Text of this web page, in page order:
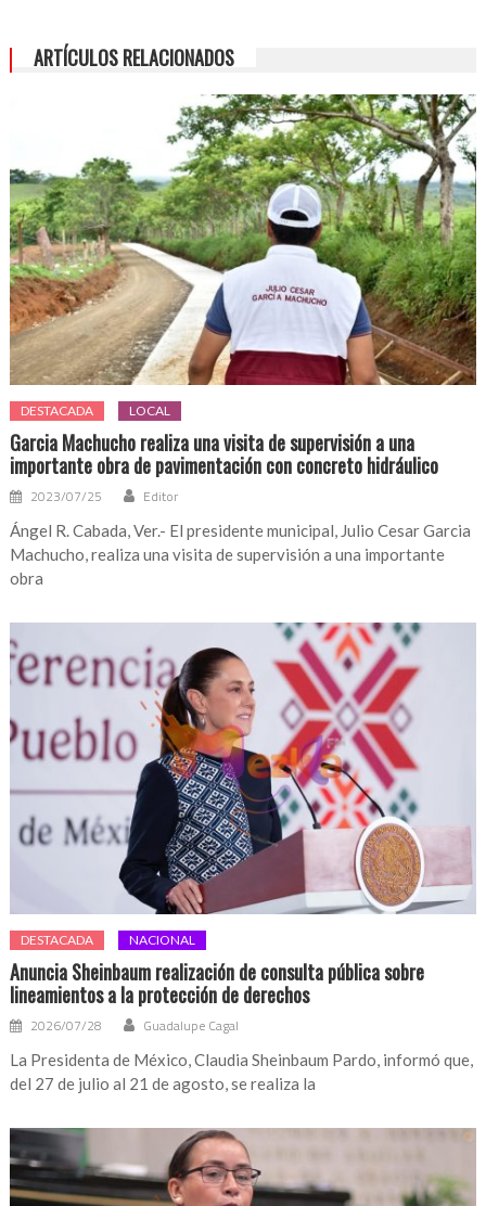
ARTÍCULOS RELACIONADOS
DESTACADA LOCAL
Garcia Machucho realiza una visita de supervisión a una
importante obra de pavimentación con concreto hidráulico
2023/07/25 Editor
Ángel R. Cabada, Ver.- El presidente municipal, Julio Cesar Garcia
Machucho, realiza una visita de supervisión a una importante
obra
DESTACADA NACIONAL
Anuncia Sheinbaum realización de consulta pública sobre
lineamientos a la protección de derechos
2026/07/28 Guadalupe Cagal
La Presidenta de México, Claudia Sheinbaum Pardo, informó que,
del 27 de julio al 21 de agosto, se realiza la